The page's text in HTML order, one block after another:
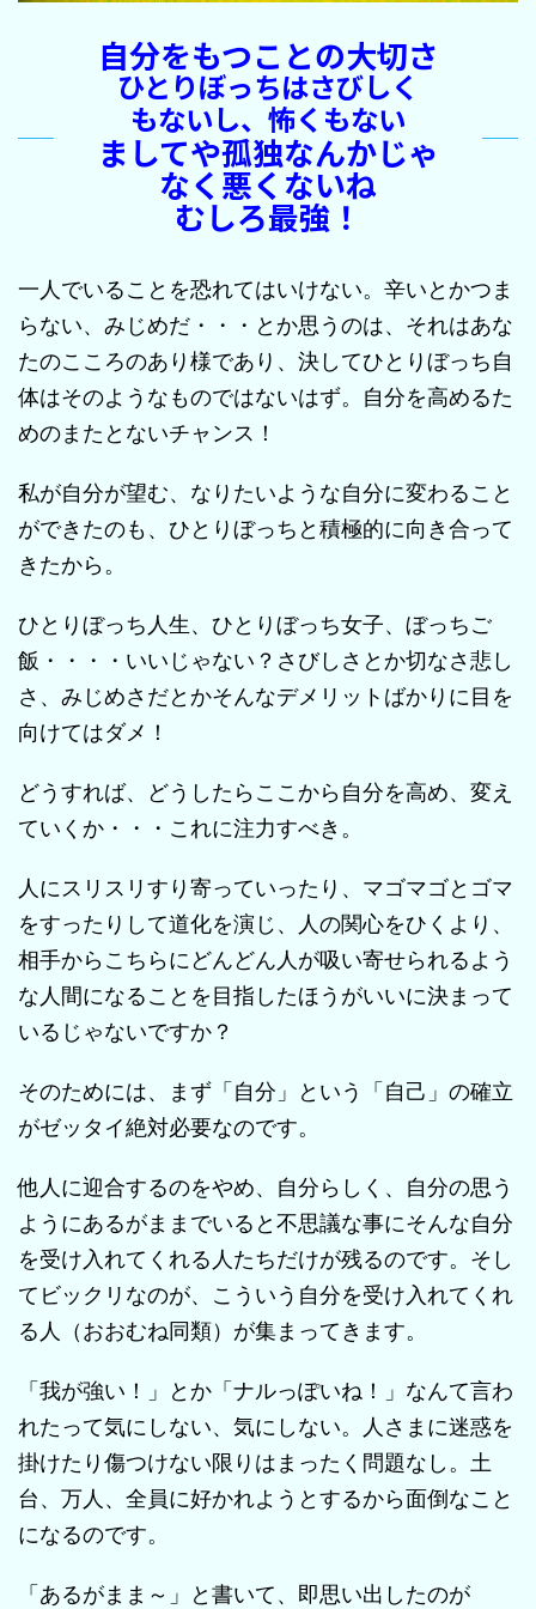
自分をもつことの大切さ
ひとりぼっちはさびしく
もないし、怖くもない
ましてや孤独なんかじゃ
なく悪くないね
むしろ最強！
一人でいることを恐れてはいけない。辛いとかつま
らない、みじめだ・・・とか思うのは、それはあな
たのこころのあり様であり、決してひとりぼっち自
体はそのようなものではないはず。自分を高めるた
めのまたとないチャンス！
私が自分が望む、なりたいような自分に変わること
ができたのも、ひとりぼっちと積極的に向き合って
きたから。
ひとりぼっち人生、ひとりぼっち女子、ぼっちご
飯・・・・いいじゃない？さびしさとか切なさ悲し
さ、みじめさだとかそんなデメリットばかりに目を
向けてはダメ！
どうすれば、どうしたらここから自分を高め、変え
ていくか・・・これに注力すべき。
人にスリスリすり寄っていったり、マゴマゴとゴマ
をすったりして道化を演じ、人の関心をひくより、
相手からこちらにどんどん人が吸い寄せられるよう
な人間になることを目指したほうがいいに決まって
いるじゃないですか？
そのためには、まず「自分」という「自己」の確立
がゼッタイ絶対必要なのです。
他人に迎合するのをやめ、自分らしく、自分の思う
ようにあるがままでいると不思議な事にそんな自分
を受け入れてくれる人たちだけが残るのです。そし
てビックリなのが、こういう自分を受け入れてくれ
る人（おおむね同類）が集まってきます。
「我が強い！」とか「ナルっぽいね！」なんて言わ
れたって気にしない、気にしない。人さまに迷惑を
掛けたり傷つけない限りはまったく問題なし。土
台、万人、全員に好かれようとするから面倒なこと
になるのです。
「あるがまま～」と書いて、即思い出したのが